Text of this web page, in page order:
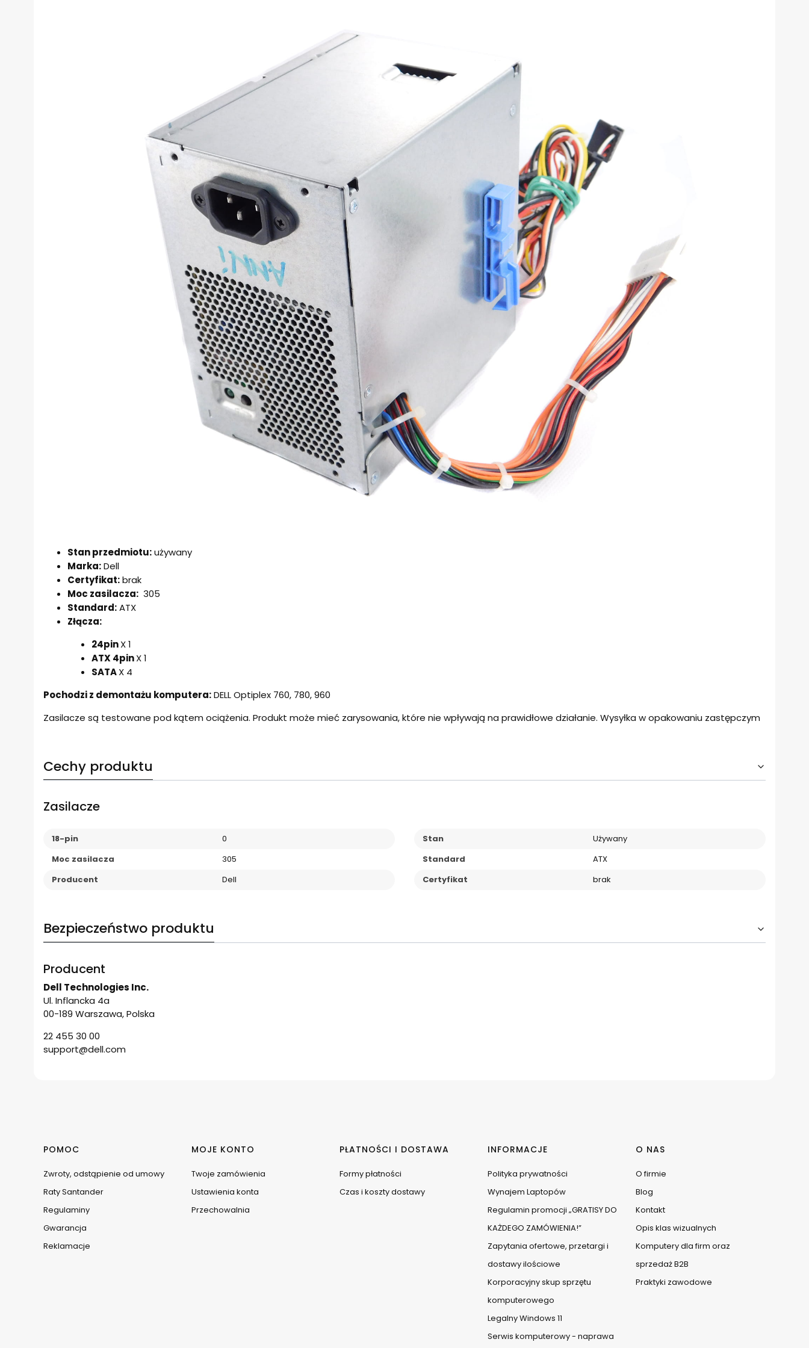
Stan przedmiotu:używany
Marka:Dell
Certyfikat:brak
Moc zasilacza: 305
Standard:ATX
Złącza:
24pinX 1
ATX 4pinX 1
SATAX 4
Pochodzi z demontażu komputera:DELL Optiplex 760, 780, 960
Zasilacze są testowane pod kątem ociążenia. Produkt może mieć zarysowania, które nie wpływają na prawidłowe działanie. Wysyłka w opakowaniu zastępczym
Cechy produktu
Zasilacze
18-pin 0 Stan
Używany
Moc zasilacza
305 Standard
ATX
Producent
Dell Certyfikat brak
Bezpieczeństwo produktu
Producent
Dell Technologies Inc.
Ul. Inflancka 4a
00-189 Warszawa, Polska
22 455 30 00
support@dell.com
Linki w stopce
POMOC
Zwroty, odstąpienie od umowy
Raty Santander
Regulaminy
Gwarancja
Reklamacje
MOJE KONTO
Twoje zamówienia
Ustawienia konta
Przechowalnia
PŁATNOŚCI I DOSTAWA
Formy płatności
Czas i koszty dostawy
INFORMACJE
Polityka prywatności
Wynajem Laptopów
Regulamin promocji „GRATISY DO
KAŻDEGO ZAMÓWIENIA!”
Zapytania ofertowe, przetargi i
dostawy ilościowe
Korporacyjny skup sprzętu
komputerowego
Legalny Windows 11
Serwis komputerowy - naprawa
O NAS
O firmie
Blog
Kontakt
Opis klas wizualnych
Komputery dla firm oraz
sprzedaż B2B
Praktyki zawodowe